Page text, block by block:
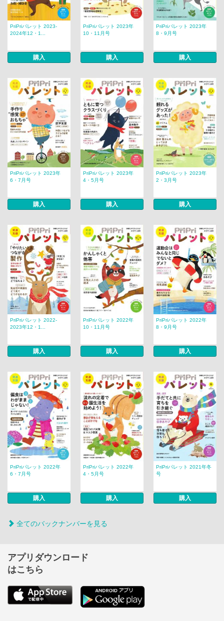
PriPriパレット 2023-
2024年12・1...
購入
PriPriパレット 2023年
10・11月号
購入
PriPriパレット 2023年
8・9月号
購入
PriPriパレット 2023年
6・7月号
購入
PriPriパレット 2023年
4・5月号
購入
PriPriパレット 2023年
2・3月号
購入
PriPriパレット 2022-
2023年12・1...
購入
PriPriパレット 2022年
10・11月号
購入
PriPriパレット 2022年
8・9月号
購入
PriPriパレット 2022年
6・7月号
購入
PriPriパレット 2022年
4・5月号
購入
PriPriパレット 2021年冬
号
購入
全てのバックナンバーを見る
アプリダウンロード
はこちら